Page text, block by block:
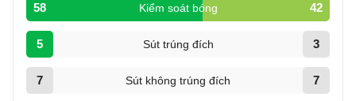
58 Kiểm soát bóng 42
5 Sút trúng đích 3
7 Sút không trúng đích 7